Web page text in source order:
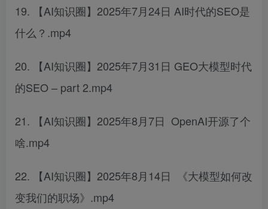
19. 【AI知识圈】2025年7月24日 AI时代的SEO是
什么？.mp4
20. 【AI知识圈】2025年7月31日 GEO大模型时代
的SEO – part 2.mp4
21. 【AI知识圈】2025年8月7日 OpenAI开源了个
啥.mp4
22. 【AI知识圈】2025年8月14日 《大模型如何改
变我们的职场》.mp4